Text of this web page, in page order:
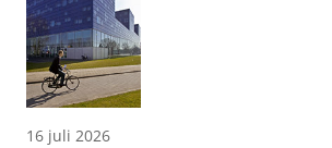
16 juli 2026